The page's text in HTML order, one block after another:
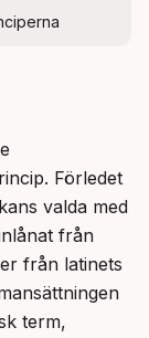
Förledet
valda med
från
från latinets
term,